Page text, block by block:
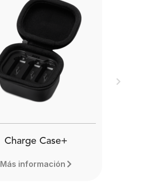
Charge Case+
Más información
Next